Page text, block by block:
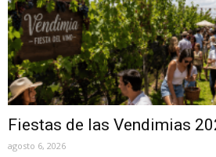
Fiestas de las Vendimias
agosto 6, 2026